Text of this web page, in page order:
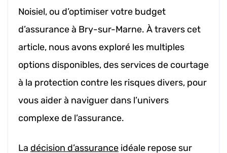
Noisiel, ou d’optimiser votre budget
d’assurance à Bry-sur-Marne. À travers cet
article, nous avons exploré les multiples
options disponibles, des services de courtage
à la protection contre les risques divers, pour
vous aider à naviguer dans l’univers
complexe de l’assurance.
La décision d’assurance idéale repose sur